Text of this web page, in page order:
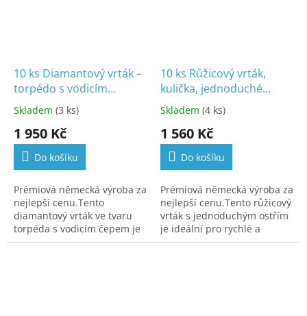
10 ks Diamantový vrták –
torpédo s vodicím
čepem,
D.878FS.018.SG.FG
Skladem (3 ks)
1 950 Kč
Do košíku
Prémiová německá výroba za
nejlepší cenu.Tento
diamantový vrták ve tvaru
torpéda s vodicím čepem je
navržen pro rychlou a
10 ks Růžicový vrták,
kulička, jednoduché
ozubení, C.1S.027.RA
Skladem (4 ks)
1 560 Kč
Do košíku
Prémiová německá výroba za
nejlepší cenu.Tento růžicový
vrták s jednoduchým ostřím
je ideální pro rychlé a
efektivní odstraňování tvrdé